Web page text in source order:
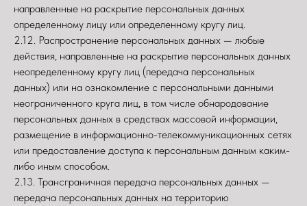
направленные на раскрытие персональных данных
определенному лицу или определенному кругу лиц.
2.12. Распространение персональных данных — любые
действия, направленные на раскрытие персональных данных
неопределенному кругу лиц (передача персональных
данных) или на ознакомление с персональными данными
неограниченного круга лиц, в том числе обнародование
персональных данных в средствах массовой информации,
размещение в информационно-телекоммуникационных сетях
или предоставление доступа к персональным данным каким-
либо иным способом.
2.13. Трансграничная передача персональных данных —
передача персональных данных на территорию